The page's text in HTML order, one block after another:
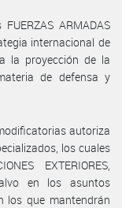
ARMADAS
internacional de
la proyección de la
de defensa y
autoriza
los cuales
EXTERIORES,
en los asuntos
los que mantendrán